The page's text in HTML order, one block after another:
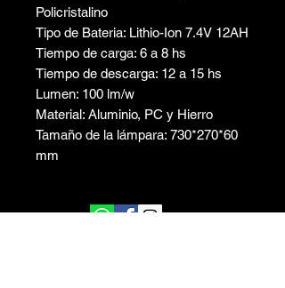
Policristalino
Tipo de Bateria: Lithio-Ion 7.4V 12AH
Tiempo de carga: 6 a 8 hs
Tiempo de descarga: 12 a 15 hs
Lumen: 100 lm/w
Material: Aluminio, PC y Hierro
Tamaño de la lámpara: 730*270*60
mm